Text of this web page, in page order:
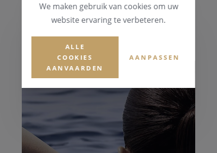
ALLE OUTLET
We maken gebruik van cookies om uw
website ervaring te verbeteren.
ALLE
COOKIES
AANVAARDEN
AANPASSEN